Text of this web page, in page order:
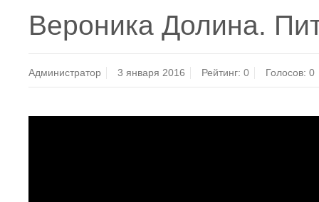
Вероника Долина.
Администратор 3 января 2016 Рейтинг:0 Голосов: 0